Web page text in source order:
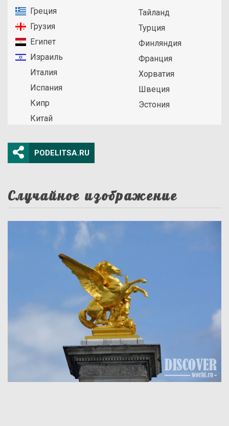
Греция
Грузия
Египет
Израиль
Италия
Испания
Кипр
Китай
Тайланд
Турция
Финляндия
Франция
Хорватия
Швеция
Эстония
PODELITSA.RU
Случайное изображение